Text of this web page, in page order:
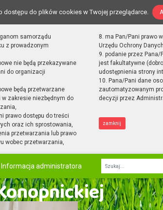
dostępu do plików cookies w Twojej przeglądarce.
samorządu
z prowadzonym
nie będą przekazywane
do organizacji
będą przetwarzane
w zakresie niezbędnym do
prawo dostępu do treści
oraz ich sprostowania,
przetwarzania lub prawo
wobec przetwarzania,
8. ma Pan/Pani prawo
Urzędu Ochrony
9. podanie przez
jest fakultatywne
udostępnienia strony
10. Pana/Pani dane
zautomatyzowanym
decyzji przez
zamknij
Informacja administratora
Fraza